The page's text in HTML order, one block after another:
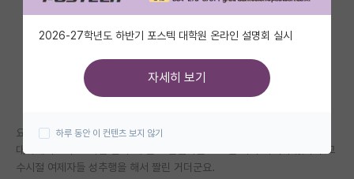
자유 게시판(아무개랩)
미국 유학 게시판
미국 대학원 합격 후기 게시판
대학원 합격 후기 게시판
연구실(PI) 홍보 게시판
요즘 인공지능 전문가라고 가끔 기사에 등장하고 책도 몇권 쓴분인데. 유명
대학에서 교수도 하던 분이 왜 돈도 안벌리는 조그만 회사 하시나 했더니 교
수시절 여제자들 성추행을 해서 짤린 거더군요.
2026-27학년도 하반기 포스텍 대학원 온라인 설명회 실시
자세히 보기
하루 동안 이 컨텐츠 보지 않기